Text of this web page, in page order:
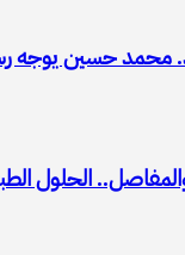
د. محمد حسين يوجه
الحلول